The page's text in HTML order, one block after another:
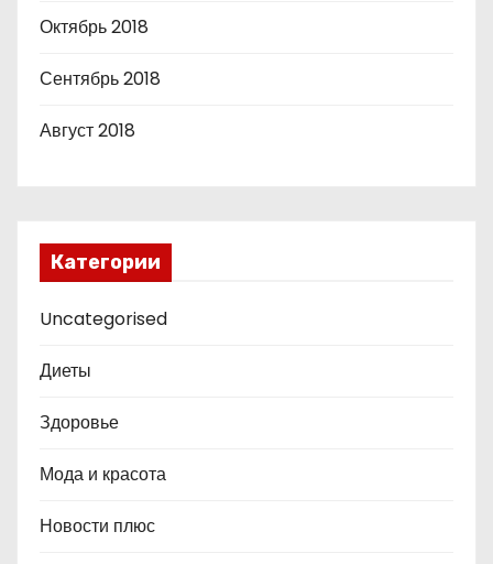
Октябрь 2018
Сентябрь 2018
Август 2018
Категории
Uncategorised
Диеты
Здоровье
Мода и красота
Новости плюс